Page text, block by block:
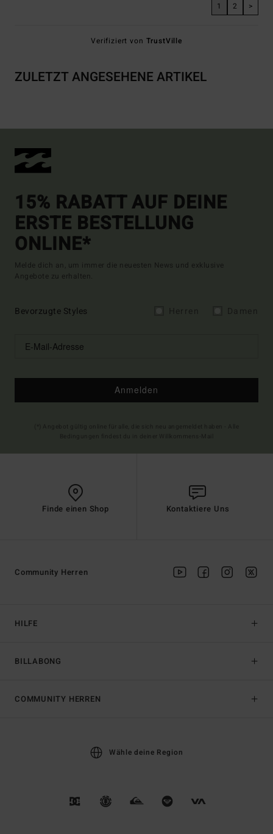
1 2 >
Verifiziert von TrustVille
ZULETZT ANGESEHENE ARTIKEL
15% RABATT AUF DEINE
ERSTE BESTELLUNG
ONLINE*
Melde dich an, um immer die neuesten News und exklusive
Angebote zu erhalten.
Bevorzugte Styles
Anmelden
Finde einen Shop Kontaktiere Uns
HILFE
BILLABONG
Community Herren
COMMUNITY HERREN
Wähle deine Region